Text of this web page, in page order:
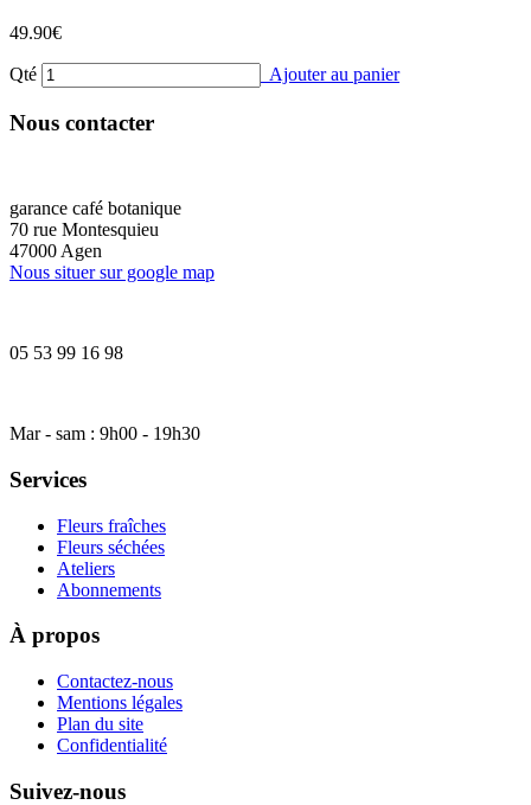
49.90€
Qté Ajouter au panier
Nous contacter
garance café botanique
70 rue Montesquieu
47000 Agen
Nous situer sur google map
05 53 99 16 98
Mar - sam : 9h00 - 19h30
Services
Fleurs fraîches
Fleurs séchées
Ateliers
Abonnements
À propos
Contactez-nous
Mentions légales
Plan du site
Confidentialité
Suivez-nous